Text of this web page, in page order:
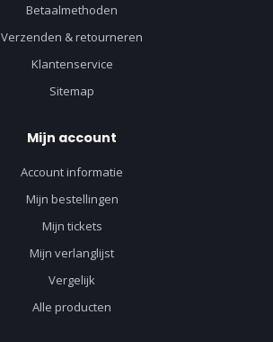
Betaalmethoden
Verzenden & retourneren
Klantenservice
Sitemap
Mijn account
Account informatie
Mijn bestellingen
Mijn tickets
Mijn verlanglijst
Vergelijk
Alle producten